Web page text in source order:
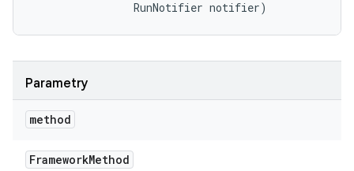
                RunNotifier notifier)
Parametry
method
FrameworkMethod